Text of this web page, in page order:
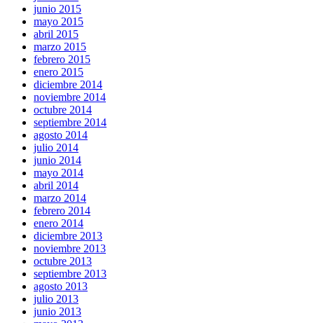
junio 2015
mayo 2015
abril 2015
marzo 2015
febrero 2015
enero 2015
diciembre 2014
noviembre 2014
octubre 2014
septiembre 2014
agosto 2014
julio 2014
junio 2014
mayo 2014
abril 2014
marzo 2014
febrero 2014
enero 2014
diciembre 2013
noviembre 2013
octubre 2013
septiembre 2013
agosto 2013
julio 2013
junio 2013